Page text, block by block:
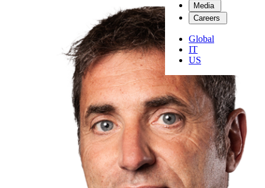
Media
Careers
Global
IT
US